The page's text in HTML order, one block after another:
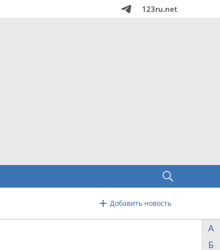
123ru.net
Добавить новость
А
Б